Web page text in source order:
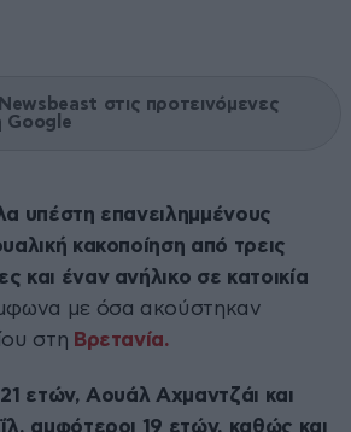
στις προτεινόμενες
Google
υπέστη επανειλημμένους
κακοποίηση από τρεις
και έναν ανήλικο σε κατοικία
με όσα ακούστηκαν
στη Βρετανία.
ετών, Αουάλ Αχμαντζάι και
αμφότεροι 19 ετών, καθώς και